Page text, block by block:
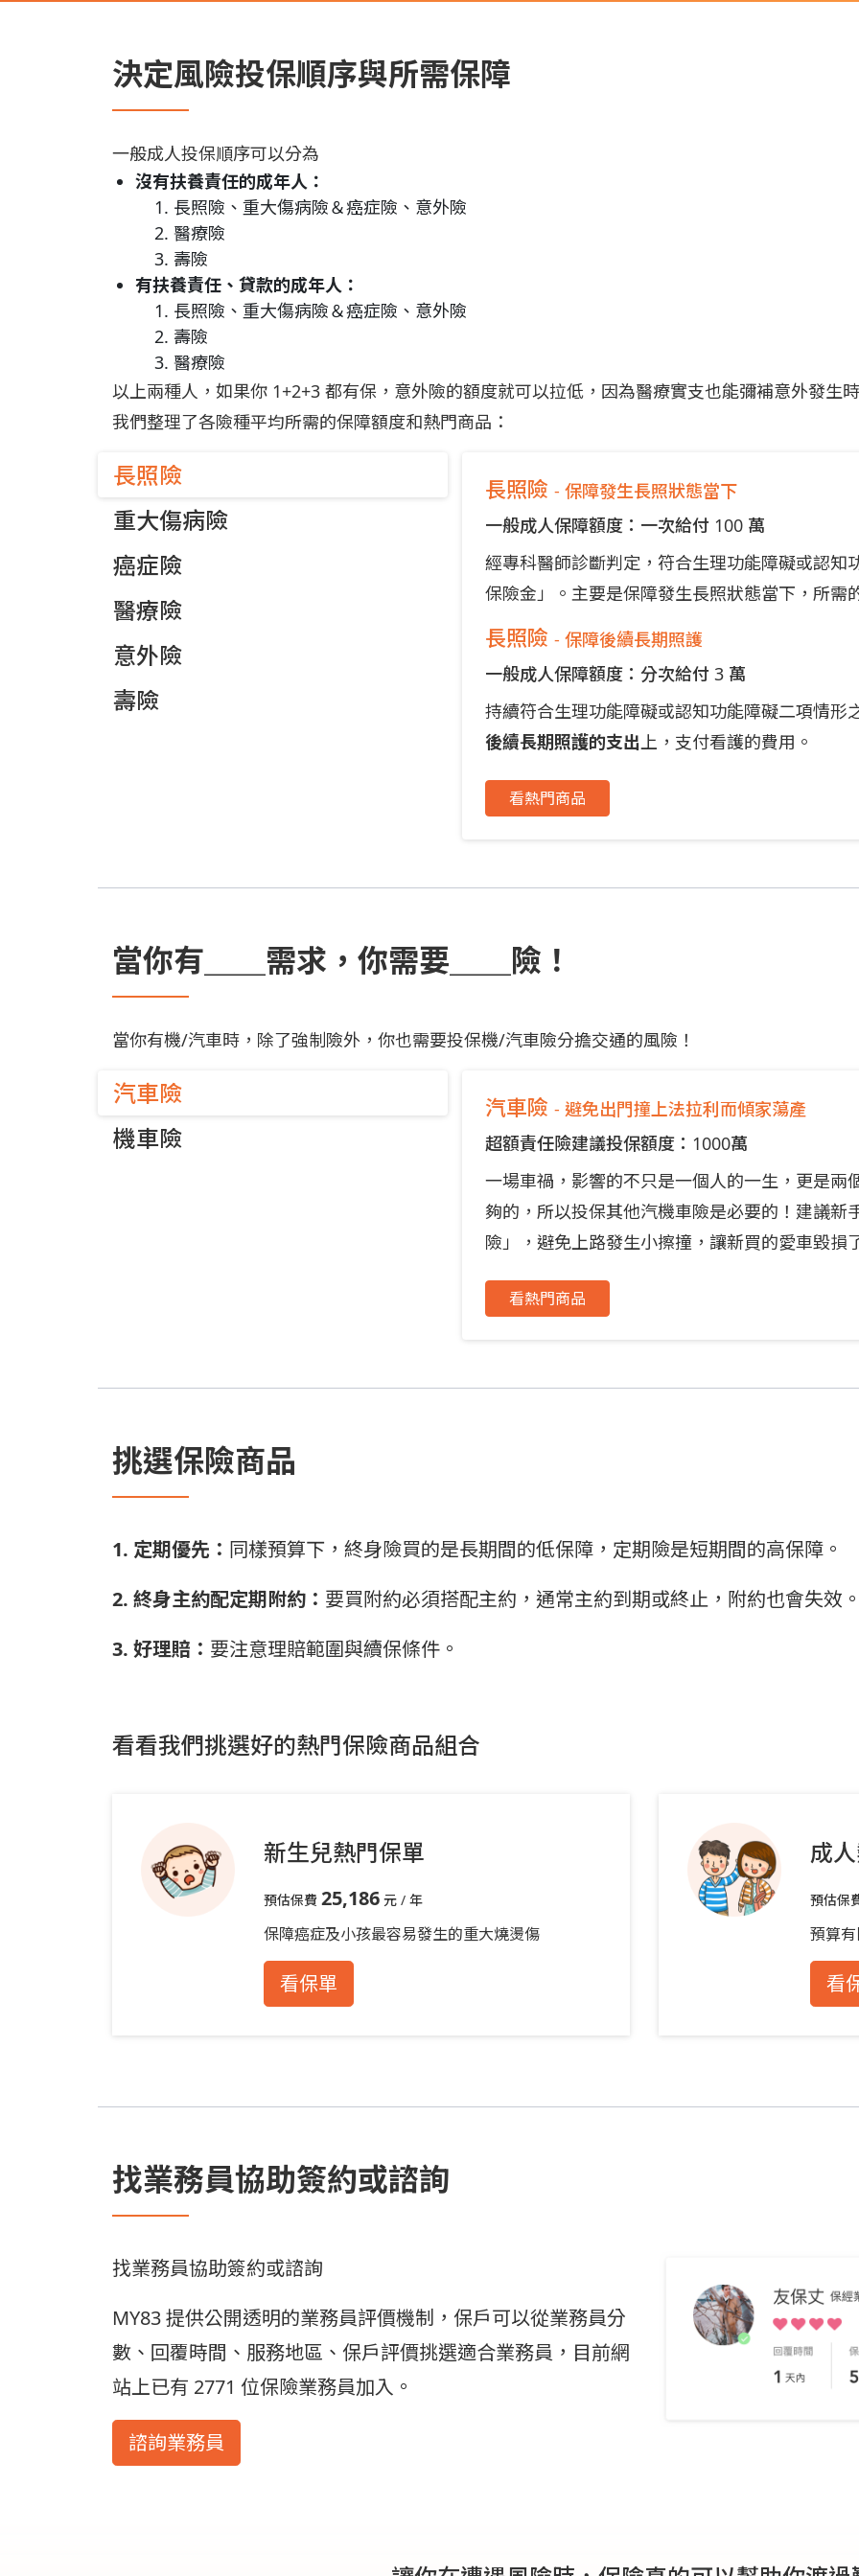
決定風險投保順序與所需保障
一般成人投保順序可以分為
沒有扶養責任的成年人：
長照險、重大傷病險＆癌症險、意外險
醫療險
壽險
有扶養責任、貸款的成年人：
長照險、重大傷病險＆癌症險、意外險
壽險
醫療險
以上兩種人，如果你 1+2+3 都有保，意外險的額度就可以拉低，因為醫療實支也能彌補意外發生
我們整理了各險種平均所需的保障額度和熱門商品：
長照險
重大傷病險
癌症險
醫療險
意外險
壽險
長照險 - 保障發生長照狀態當下
一般成人保障額度：一次給付 100 萬
經專科醫師診斷判定，符合生理功能障礙或認知
保險金」。主要是保障發生長照狀態當下，所需
長照險 - 保障後續長期照護
一般成人保障額度：分次給付 3 萬
持續符合生理功能障礙或認知功能障礙二項情形
後續長期照護的支出上，支付看護的費用。
看熱門商品
當你有＿＿需求，你需要＿＿險！
當你有機/汽車時，除了強制險外，你也需要投保機/汽車險分擔交通的風險！
汽車險
機車險
汽車險 - 避免出門撞上法拉利而傾家蕩產
超額責任險建議投保額度：1000萬
一場車禍，影響的不只是一個人的一生，更是兩
夠的，所以投保其他汽機車險是必要的！建議
險」，避免上路發生小擦撞，讓新買的愛車毀損
看熱門商品
挑選保險商品
1. 定期優先： 同樣預算下，終身險買的是長期間的低保障，定期險是短期間的高保障。
2. 終身主約配定期附約： 要買附約必須搭配主約，通常主約到期或終止，附約也會失效
3. 好理賠： 要注意理賠範圍與續保條件。
看看我們挑選好的熱門保險商品組合
新生兒熱門保單
預估保費 25,186元 / 年
保障癌症及小孩最容易發生的重大燒燙傷
看保單
成
預估保
預算
看
找業務員協助簽約或諮詢
找業務員協助簽約或諮詢
MY83 提供公開透明的業務員評價機制，保戶可以從業務員分
數、回覆時間、服務地區、保戶評價挑選適合業務員，目前網
站上已有 2771 位保險業務員加入。
諮詢業務員